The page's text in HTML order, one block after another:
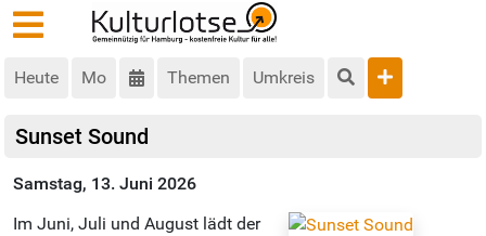
Heute Mo Themen Umkreis
Sunset Sound
Samstag, 13. Juni 2026
Im Juni, Juli und August lädt der